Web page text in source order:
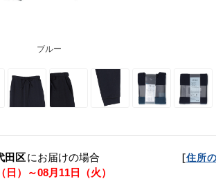
ブルー
田区にお届けの場合 [住所
日）～08月11日（火）